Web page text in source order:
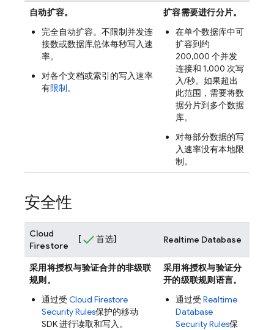
自动扩容。
完全自动扩容。不限制并发连
接数或数据库总体每秒写入速
率。
对各个文档或索引的写入速率
有限制。
扩容需要进行分片。
在单个数据库中可
扩容到约
200,000 个并发
连接和 1,000 次写
入/秒。如果超出
此范围，需要将数
据分片到多个数据
库。
对每部分数据的写
入速率没有本地限
制。
安全性
Cloud
Firestore
[ 首选] Realtime Database
采用将授权与验证合并的非级联
规则。
通过受 Cloud Firestore
Security Rules保护的移动
SDK 进行读取和写入。
采用将授权与验证分
开的级联规则语言。
通过受 Realtime
Database
Security Rules保